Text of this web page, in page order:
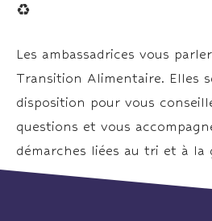
♻️
Les ambassadrices vous
Transition Alimentaire. Elles
disposition pour vous
questions et vous
démarches liées au tri et à la